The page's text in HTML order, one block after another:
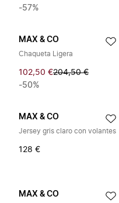
-57%
MAX & CO
Chaqueta Ligera
102,50 €204,50 €
-50%
MAX & CO
Jersey gris claro con volantes
128 €
MAX & CO